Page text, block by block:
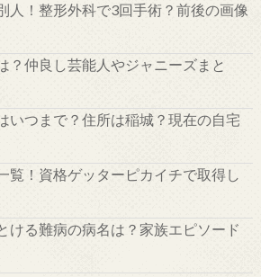
人！整形外科で3回手術？前後の画像
？仲良し芸能人やジャニーズまと
いつまで？住所は稲城？現在の自宅
覧！資格ゲッターピカイチで取得し
ける難病の病名は？家族エピソード